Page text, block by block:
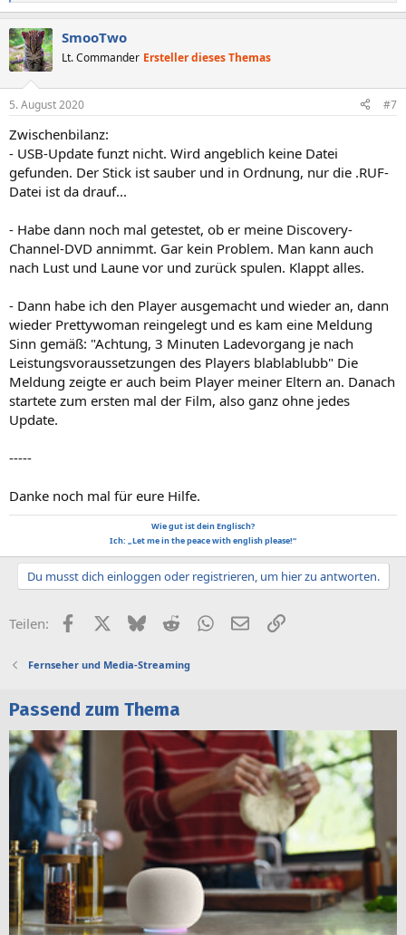
e
k
t
i
e
:
SmooTwo
Lt. Commander Ersteller dieses Themas
5. August 2020 #7
Zwischenbilanz:
- USB-Update funzt nicht. Wird angeblich keine Datei
gefunden. Der Stick ist sauber und in Ordnung, nur die .RUF-
Datei ist da drauf...
- Habe dann noch mal getestet, ob er meine Discovery-
Channel-DVD annimmt. Gar kein Problem. Man kann auch
nach Lust und Laune vor und zurück spulen. Klappt alles.
- Dann habe ich den Player ausgemacht und wieder an, dann
wieder Prettywoman reingelegt und es kam eine Meldung
Sinn gemäß: "Achtung, 3 Minuten Ladevorgang je nach
Leistungsvoraussetzungen des Players blablablubb" Die
Meldung zeigte er auch beim Player meiner Eltern an. Danach
startete zum ersten mal der Film, also ganz ohne jedes
Update.
-----
Danke noch mal für eure Hilfe.
Wie gut ist dein Englisch?
Ich: „Let me in the peace with english please!“
Du musst dich einloggen oder registrieren, um hier zu antworten.
Teilen: FacebookX (Twitter)
BlueskyRedditWhatsApp
E-MailLink
Fernseher und Media-Streaming
Passend zum Thema